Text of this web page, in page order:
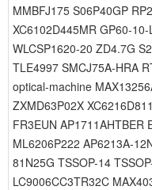
MMBFJ175 S06P40GP
XC6102D445MR GP60-
WLCSP1620-20 ZD4.7G
TLE4997 SMCJ75A-HRA
optical-machine
ZXMD63P02X
FR3EUN AP1711AHTBER
ML6206P222 AP6213A-
81N25G TSSOP-14
LC9006CC3TR32C